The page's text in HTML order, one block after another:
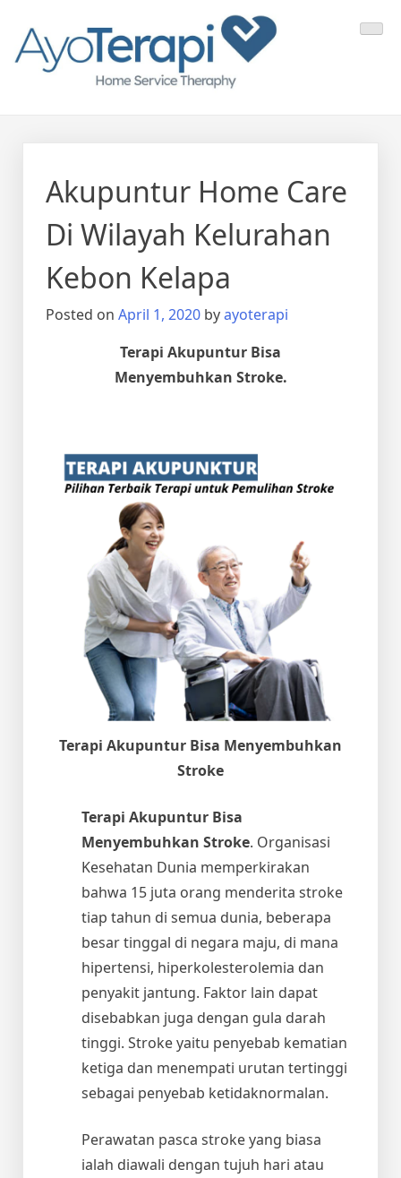
content
Ayo Terapi
Akupuntur Home Care
Di Wilayah Kelurahan
Kebon Kelapa
Posted on April 1, 2020 byayoterapi
Terapi Akupuntur Bisa
Menyembuhkan Stroke.
Terapi Akupuntur Bisa Menyembuhkan
Stroke
Terapi Akupuntur Bisa
Menyembuhkan Stroke. Organisasi
Kesehatan Dunia memperkirakan
bahwa 15 juta orang menderita stroke
tiap tahun di semua dunia, beberapa
besar tinggal di negara maju, di mana
hipertensi, hiperkolesterolemia dan
penyakit jantung. Faktor lain dapat
disebabkan juga dengan gula darah
tinggi. Stroke yaitu penyebab kematian
ketiga dan menempati urutan tertinggi
sebagai penyebab ketidaknormalan.
Perawatan pasca stroke yang biasa
ialah diawali dengan tujuh hari atau